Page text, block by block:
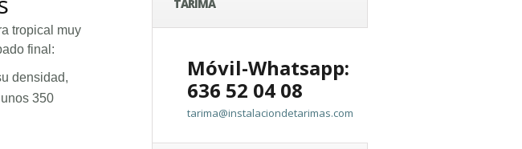
tropical muy
final:
densidad,
350
TARIMA
Móvil-Whatsapp:
636 52 04 08
tarima@instalaciondetarimas.com